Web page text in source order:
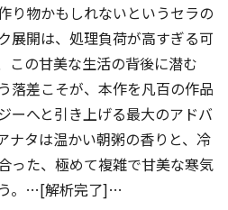
り物かもしれないというセラの
展開は、処理負荷が高すぎる可
この甘美な生活の背後に潜む
落差こそが、本作を凡百の作品
ーへと引き上げる最大のアドバ
ナタは温かい朝粥の香りと、冷
った、極めて複雑で甘美な寒気
。…[解析完了]…